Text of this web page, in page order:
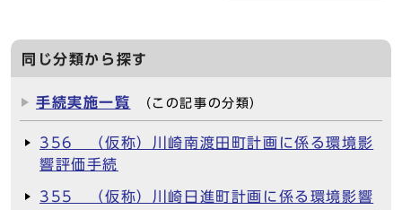
同じ分類から探す
手続実施一覧 （この記事の分類）
356 （仮称）川崎南渡田町計画に係る環境影
響評価手続
355 （仮称）川崎日進町計画に係る環境影響